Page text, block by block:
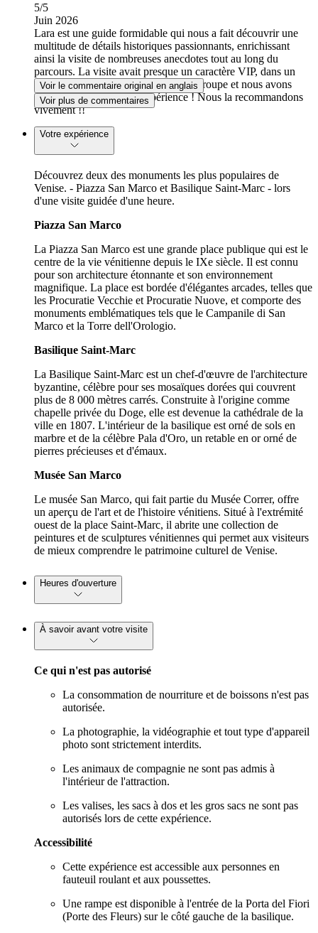
5/5
Juin 2026
Lara est une guide formidable qui nous a fait découvrir une
multitude de détails historiques passionnants, enrichissant
ainsi la visite de nombreuses anecdotes tout au long du
parcours. La visite avait presque un caractère VIP, dans un
certain sens, car nous étions en petit groupe et nous avons
vraiment apprécié cette expérience ! Nous la recommandons
vivement !!
Voir le commentaire original en anglais
Voir plus de commentaires
Votre expérience
Découvrez deux des monuments les plus populaires de
Venise. - Piazza San Marco et Basilique Saint-Marc - lors
d'une visite guidée d'une heure.
Piazza San Marco
La Piazza San Marco est une grande place publique qui est le
centre de la vie vénitienne depuis le IXe siècle. Il est connu
pour son architecture étonnante et son environnement
magnifique. La place est bordée d'élégantes arcades, telles que
les Procuratie Vecchie et Procuratie Nuove, et comporte des
monuments emblématiques tels que le Campanile di San
Marco et la Torre dell'Orologio.
Basilique Saint-Marc
La Basilique Saint-Marc est un chef-d'œuvre de l'architecture
byzantine, célèbre pour ses mosaïques dorées qui couvrent
plus de 8 000 mètres carrés. Construite à l'origine comme
chapelle privée du Doge, elle est devenue la cathédrale de la
ville en 1807. L'intérieur de la basilique est orné de sols en
marbre et de la célèbre Pala d'Oro, un retable en or orné de
pierres précieuses et d'émaux.
Musée San Marco
Le musée San Marco, qui fait partie du Musée Correr, offre
un aperçu de l'art et de l'histoire vénitiens. Situé à l'extrémité
ouest de la place Saint-Marc, il abrite une collection de
peintures et de sculptures vénitiennes qui permet aux visiteurs
de mieux comprendre le patrimoine culturel de Venise.
Heures d'ouverture
À savoir avant votre visite
Ce qui n'est pas autorisé
La consommation de nourriture et de boissons n'est pas
autorisée.
La photographie, la vidéographie et tout type d'appareil
photo sont strictement interdits.
Les animaux de compagnie ne sont pas admis à
l'intérieur de l'attraction.
Les valises, les sacs à dos et les gros sacs ne sont pas
autorisés lors de cette expérience.
Accessibilité
Cette expérience est accessible aux personnes en
fauteuil roulant et aux poussettes.
Une rampe est disponible à l'entrée de la Porta del Fiori
(Porte des Fleurs) sur le côté gauche de la basilique.